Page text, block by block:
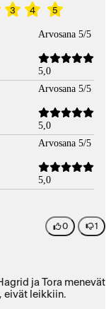
3 4 5
Arvosana 5/5
5,0
Arvosana 5/5
5,0
Arvosana 5/5
5,0
0 1
ja Tora menevät
eivät leikkiin.